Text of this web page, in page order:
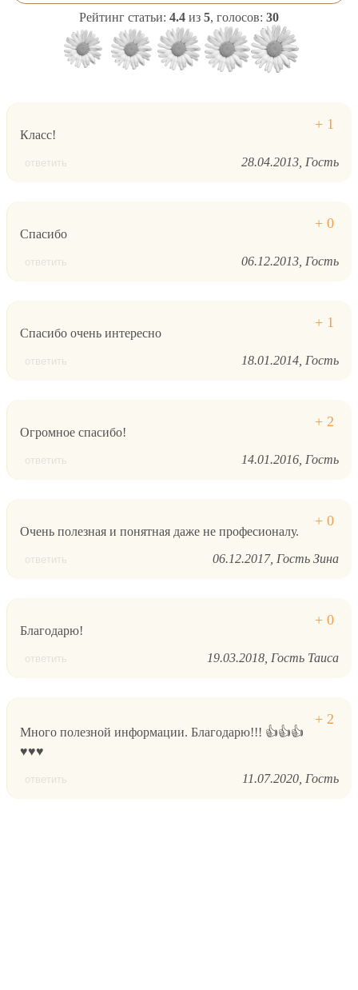
Рейтинг статьи: 4.4 из 5, голосов: 30
Класс!
ответить 28.04.2013 Гость
Спасибо
ответить 06.12.2013 Гость
Спасибо очень интересно
ответить 18.01.2014 Гость
Огромное спасибо!
ответить 14.01.2016 Гость
Очень полезная и понятная даже не професионалу.
ответить 06.12.2017 Гость Зина
Благодарю!
ответить 19.03.2018 Гость Таиса
Много полезной информации. Благодарю!!! 👍👍👍
♥️♥️♥️
ответить 11.07.2020 Гость